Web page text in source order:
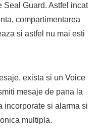
Seal Guard. Astfel incat
compartimentarea
si astfel nu mai esti
exista si un Voice
mesaje de pana la
incorporate si alarma si
multipla.